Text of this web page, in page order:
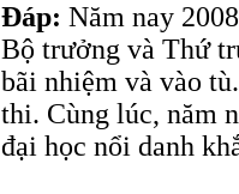
Đáp: Năm nay
Bộ trưởng và Thứ
bãi nhiệm và vào
thi. Cùng lúc, năm
đại học nổi danh